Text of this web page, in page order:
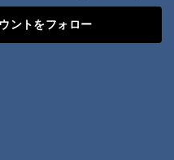
ントをフォロー